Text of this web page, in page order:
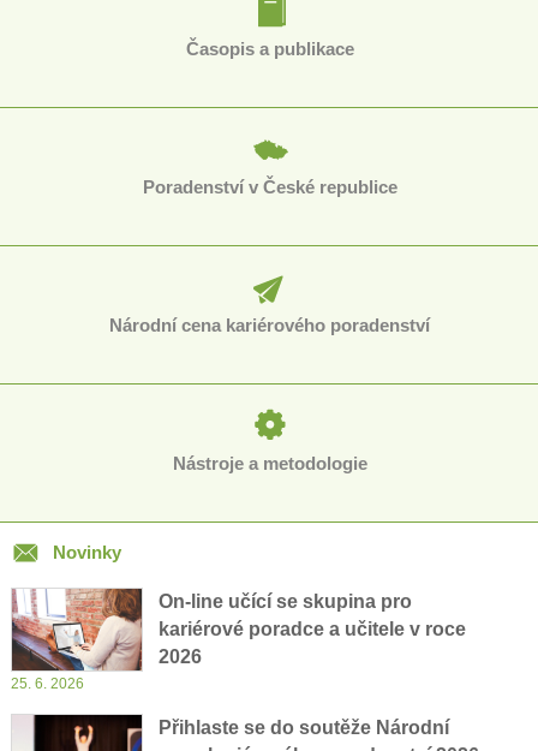
Časopis a publikace
Poradenství v České republice
Národní cena kariérového poradenství
Nástroje a metodologie
Novinky
On-line učící se skupina pro
kariérové poradce a učitele v roce
2026
25. 6. 2026
Přihlaste se do soutěže Národní